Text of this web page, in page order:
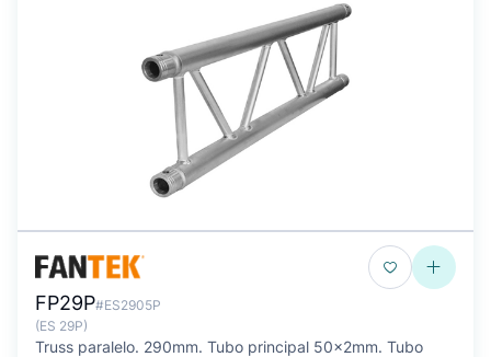
FP29P#ES2905P
(ES 29P)
Truss paralelo. 290mm. Tubo principal 50x2mm. Tubo